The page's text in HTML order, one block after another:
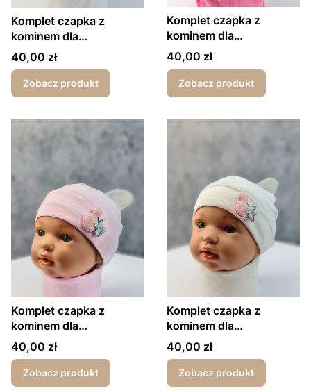
Komplet czapka z
kominem dla
dziewczynki myszka
biały
Cena
40,00 zł
Zobacz produkt
Komplet czapka z
kominem dla
dziewczynki myszka
ciemny róż
Cena
40,00 zł
Zobacz produkt
Komplet czapka z
kominem dla
dziewczynki myszka
jasny róż
Cena
40,00 zł
Zobacz produkt
Komplet czapka z
kominem dla
dziewczynki myszka
ecru
Cena
40,00 zł
Zobacz produkt